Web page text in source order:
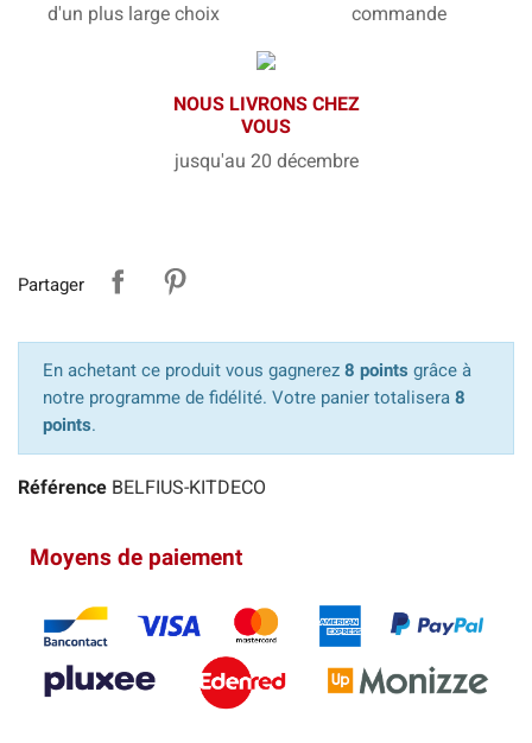
d'un plus large choix
commande
NOUS LIVRONS CHEZ
VOUS
jusqu'au 20 décembre
Partager
En achetant ce produit vous gagnerez 8 points grâce à
notre programme de fidélité. Votre panier totalisera 8
points.
Référence BELFIUS-KITDECO
Moyens de paiement